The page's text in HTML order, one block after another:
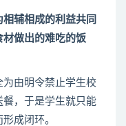
辅相成的利益共同
做出的难吃的饭
由明令禁止学生校
，于是学生就只能
成闭环。